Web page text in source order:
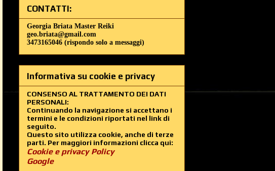
CONTATTI:
Georgia Briata Master Reiki
geo.briata@gmail.com
3473165046 (rispondo solo a messaggi)
Informativa su cookie e privacy
CONSENSO AL TRATTAMENTO DEI DATI
PERSONALI:
Continuando la navigazione si accettano i
termini e le condizioni riportati nel link di
seguito.
Questo sito utilizza cookie, anche di terze
parti. Per maggiori informazioni clicca qui:
Cookie e privacy Policy
Google